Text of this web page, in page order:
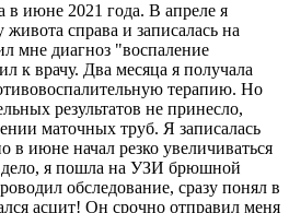
в июне 2021 года. В апреле я
живота справа и записалась на
мне диагноз "воспаление
к врачу. Два месяца я получала
терапию. Но
результатов не принесло,
маточных труб. Я записалась
июне начал резко увеличиваться
я пошла на УЗИ брюшной
обследование, сразу понял в
асцит! Он срочно отправил меня